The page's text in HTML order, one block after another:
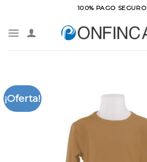
contenido
100% PAGO SEGURO
¡Oferta!